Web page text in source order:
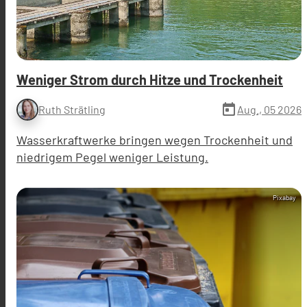
Weniger Strom durch Hitze und Trockenheit
Ruth Strätling today Aug., 05 2026
Wasserkraftwerke bringen wegen Trockenheit und
niedrigem Pegel weniger Leistung.
Pixabay